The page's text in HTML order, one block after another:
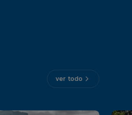
ver todo